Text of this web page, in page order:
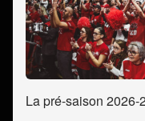
La pré-saison 2026-